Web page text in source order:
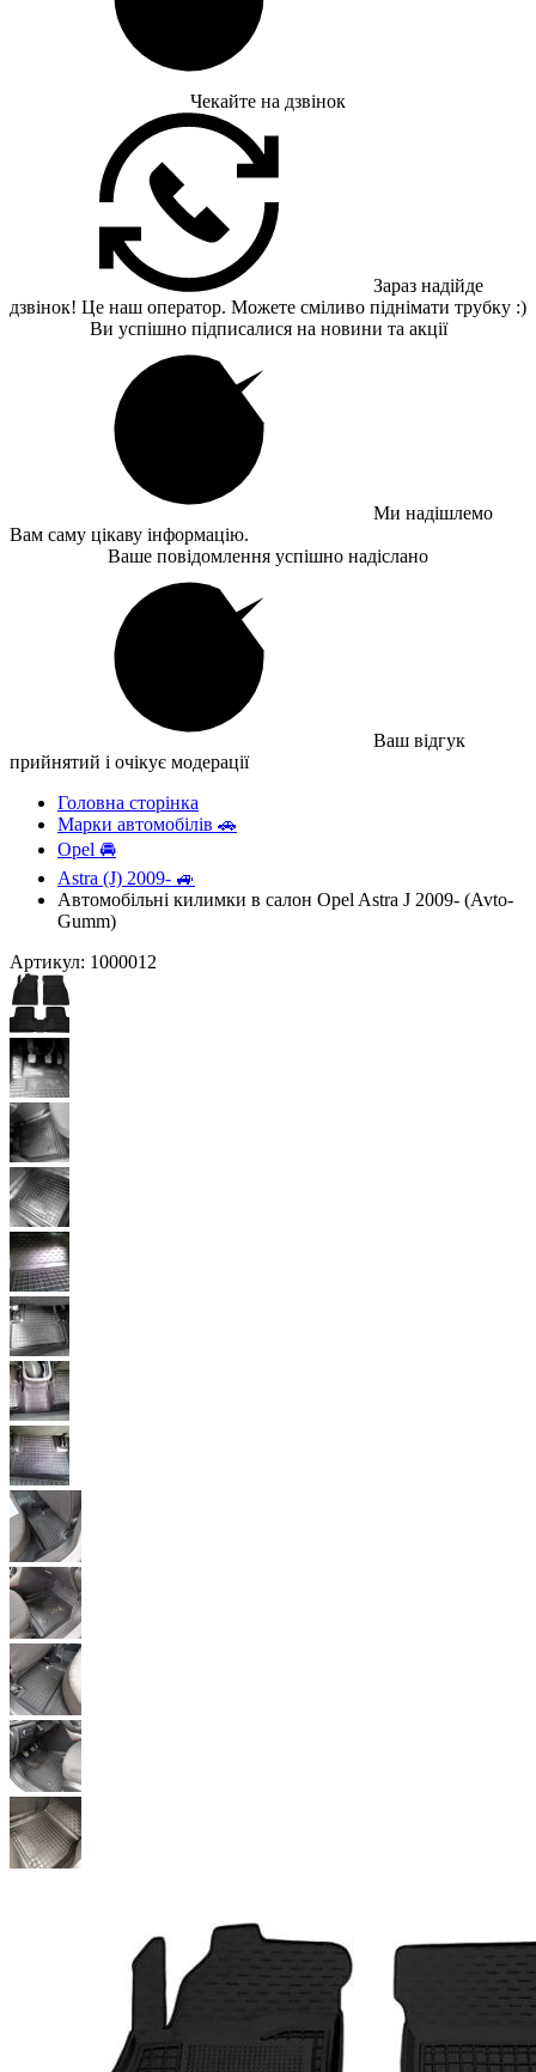
Чекайте на дзвінок
Зараз надійде
дзвінок! Це наш оператор. Можете сміливо піднімати трубку :)
Ви успішно підписалися на новини та акції
Ми надішлемо
Вам саму цікаву інформацію.
Ваше повідомлення успішно надіслано
Ваш відгук
прийнятий і очікує модерації
Головна сторінка
Марки автомобілів 🚗
Opel 🚘
Astra (J) 2009- 🚙
Автомобільні килимки в салон Opel Astra J 2009- (Avto-
Gumm)
Артикул: 1000012